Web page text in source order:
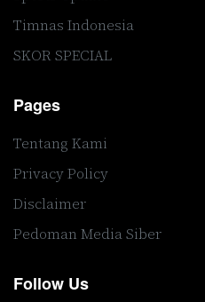
Timnas Indonesia
SKOR SPECIAL
Pages
Tentang Kami
Privacy Policy
Disclaimer
Pedoman Media Siber
Follow Us